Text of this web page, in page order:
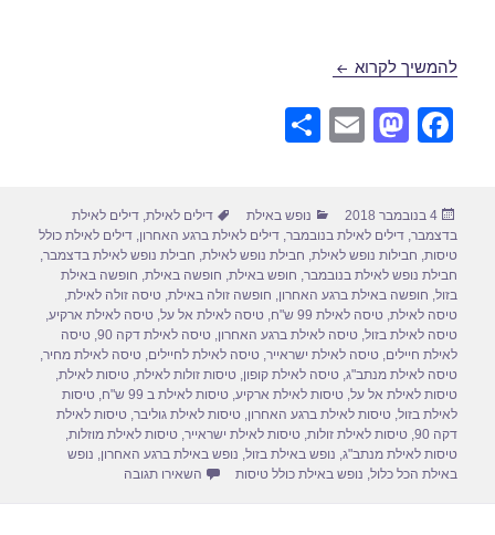
להמשיך לקרוא דילים לאילת הכל כלול בנובמבר 15/11/2018
F
e
b
o
o
k
M
o
d
o
n
E
e
פורסם
בתאריך
4 בנובמבר 2018 קטגוריות
נופש באילת תגיות
דילים לאילת,דילים לאילת
בדצמבר,דילים לאילת בנובמבר,דילים לאילת ברגע האחרון,דילים לאילת כולל
טיסות, חבילות נופש לאילת, חבילת נופש לאילת, חבילת נופש לאילת בדצמבר,
חבילת נופש לאילת בנובמבר, חופש באילת, חופשה באילת, חופשה באילת
בזול, חופשה באילת ברגע האחרון, חופשה זולה באילת,טיסה זולה לאילת,
טיסה לאילת,טיסה לאילת 99 ש"ח ,טיסה לאילת אל על,טיסה לאילת ארקיע,
טיסה לאילת בזול,טיסה לאילת ברגע האחרון,טיסה לאילת דקה 90 ,טיסה
לאילת חיילים,טיסה לאילת ישראייר,טיסה לאילת לחיילים,טיסה לאילת מחיר,
טיסה לאילת מנתב"ג,טיסה לאילת קופון,טיסות זולות לאילת,טיסות לאילת,
טיסות לאילת אל על,טיסות לאילת ארקיע,טיסות לאילת ב 99 ש"ח ,טיסות
לאילת בזול,טיסות לאילת ברגע האחרון,טיסות לאילת גוליבר,טיסות לאילת
דקה 90
,טיסות לאילת זולות,טיסות לאילת ישראייר,טיסות לאילת מוזלות,
טיסות לאילת מנתב"ג, נופש באילת בזול, נופש באילת ברגע האחרון, נופש
באילת הכל כלול, נופש באילת כולל טיסות השאירו תגובה